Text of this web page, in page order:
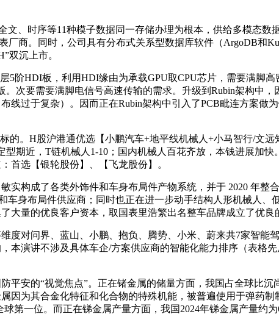
、时序等11种模子数据同一存储办理为根本，供给多模态数
商。同时，公司具有分布式关系型数据库软件（ArgoDB和
双沉上市。
5阶HDI板，利用HDI缘由为承载GPU取CPU芯片，需要满脚高
次要需要满脚电信号高速传输的需求。升级到Rubin架构中，
过于复杂）。因而正在Rubin架构中引入了PCB毗连方案做
。H股沪港通优选【小鹏汽车+地平线机械人+小马智行/文远
期近，T链机械人1-10；国内机械人百花齐放，本钱进展加
首选【银轮股份】、【飞龙股份】。
构成了各类外饰件和车身布局件产物系统，并于 2020 年整
身布局件供应商；同时也正在进一步动手结构人形机械人、
量的优良客户资本，取国表里浩繁出名整车品牌成立了优良
对问界、蓝山、小鹏、抱负、腾势、小米、蔚来共7家智能
演讲不涉及具体车企/方案供应商的智能化能力排序（表格先
安的“视觉焦点”。正在锗金属的储量方面，我国占全球比沉
因为其合金化特征和化合物的特殊机能，被普遍使用于弹药
第一位。而正在锑金属产量方面，我国2024年锑金属产量约为